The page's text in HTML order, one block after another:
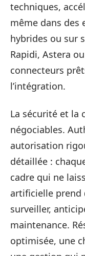
techniques,
même dans des
hybrides ou sur
Rapidi, Astera
connecteurs
l’intégration.
La sécurité et la
négociables.
autorisation
détaillée :
cadre qui ne
artificielle prend
surveiller,
maintenance.
optimisée, une